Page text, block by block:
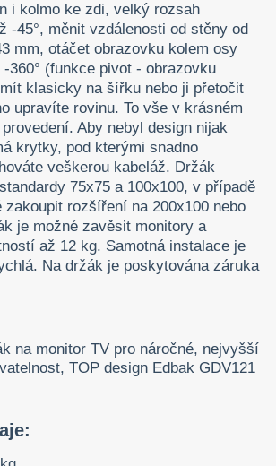
i kolmo ke zdi, velký rozsah
-45°, měnit vzdálenosti od stěny od
mm, otáčet obrazovku kolem osy
360° (funkce pivot - obrazovku
klasicky na šířku nebo ji přetočit
upravíte rovinu. To vše v krásném
Aby nebyl design nijak
krytky, pod kterými snadno
veškerou kabeláž. Držák
75x75 a 100x100, v případě
zakoupit rozšíření na 200x100 nebo
je možné zavěsit monitory a
až 12 kg. Samotná instalace je
Na držák je poskytována záruka